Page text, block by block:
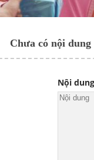
Chưa có nội dung
Nội dung